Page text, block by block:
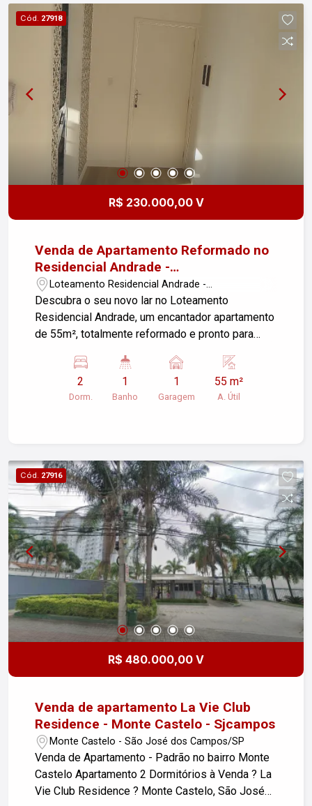
essa chance de adquirir um imóvel em um dos
bairros mais promissores de Pindamonhangaba.
Entre em contato e agende uma visita!
Cód. 27918
R$ 230.000,00 V
Venda de Apartamento Reformado no
Residencial Andrade -
Pindamonhangaba!
Loteamento Residencial Andrade -
Pindamonhangaba/SP
Descubra o seu novo lar no Loteamento
Residencial Andrade, um encantador apartamento
de 55m², totalmente reformado e pronto para
conforto e praticidade. Características do
Apartamento: - Sala de estar aconchegante - 2
dormitórios bem iluminados com piso laminado -
vista agradável, perfeita para relaxar -
Acabamento em porcelanato na área de serviço,
banheiro, varanda e cozinha - 1 vaga de garagem
coberta Diferenciais: - Sol da tarde, garantindo
um ambiente iluminado e acolhedor - Localização
estratégica em Pindamonhangaba, com fácil
acesso a comércios e serviços Não perca a
oportunidade de viver em um espaço que
combina modernidade e conforto. Agende sua
visita e venha conhecer seu novo lar!
2
Dorm.
1
Banho
1
Garagem
55 m²
A. Útil
Cód. 27916
R$ 480.000,00 V
Venda de apartamento La Vie Club
Residence - Monte Castelo - Sjcampos
Monte Castelo - São José dos Campos/SP
Venda de Apartamento - Padrão no bairro Monte
Castelo Apartamento 2 Dormitórios à Venda ? La
Vie Club Residence ? Monte Castelo, São José